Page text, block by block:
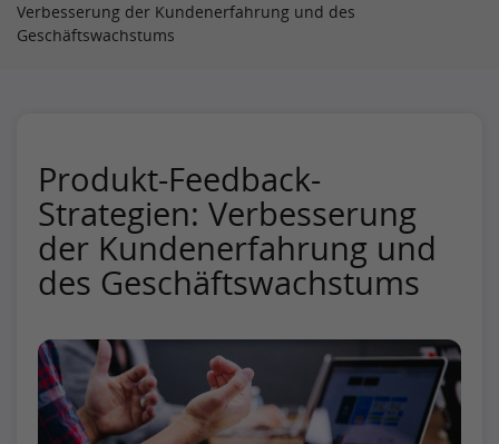
Verbesserung der Kundenerfahrung und des
Geschäftswachstums
Produkt-Feedback-
Strategien: Verbesserung
der Kundenerfahrung und
des Geschäftswachstums